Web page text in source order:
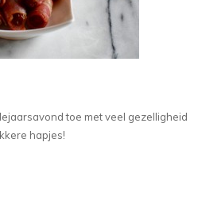
toe met veel gezelligheid
hapjes!